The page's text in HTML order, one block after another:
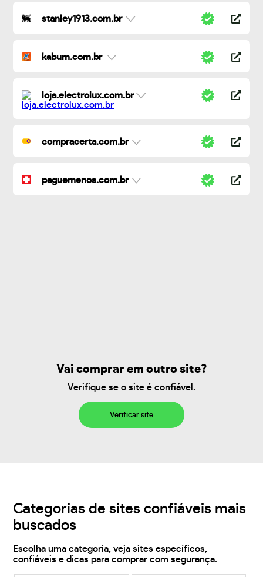
stanley1913.com.br
kabum.com.br
loja.electrolux.com.br
compracerta.com.br
paguemenos.com.br
Vai comprar em outro site?
Verifique se o site é confiável.
Verificar site
Categorias de sites confiáveis mais
buscados
Escolha uma categoria, veja sites específicos,
confiáveis e dicas para comprar com segurança.